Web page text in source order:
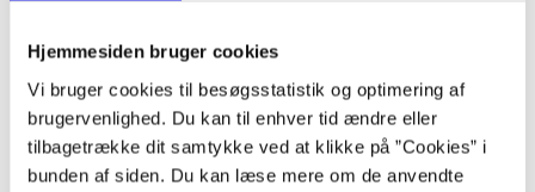
Hjemmesiden bruger cookies
Vi bruger cookies til besøgsstatistik og optimering af
brugervenlighed. Du kan til enhver tid ændre eller
tilbagetrække dit samtykke ved at klikke på ”Cookies” i
bunden af siden. Du kan læse mere om de anvendte